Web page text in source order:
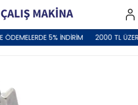
ÖDEMELERDE 5% İNDİRİM 2000 TL